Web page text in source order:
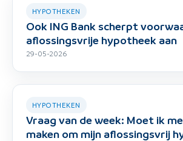
HYPOTHEKEN
Ook ING Bank scherpt
aflossingsvrije hypotheek aan
29-05-2026
HYPOTHEKEN
Vraag van de week: Moet ik
maken om mijn aflossingsvrij